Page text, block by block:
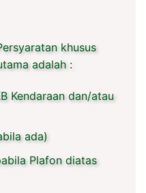
khusus
adalah :
Kendaraan dan/atau
ada)
Plafon diatas